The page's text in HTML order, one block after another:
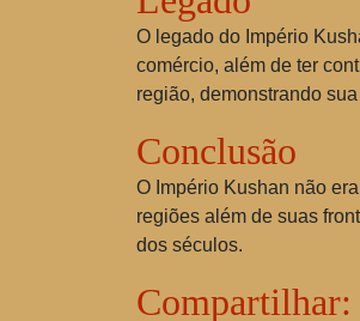
O legado do Império
comércio, além de ter
região, demonstrando
Conclusão
O Império Kushan não
regiões além de suas
dos séculos.
Compartilhar: